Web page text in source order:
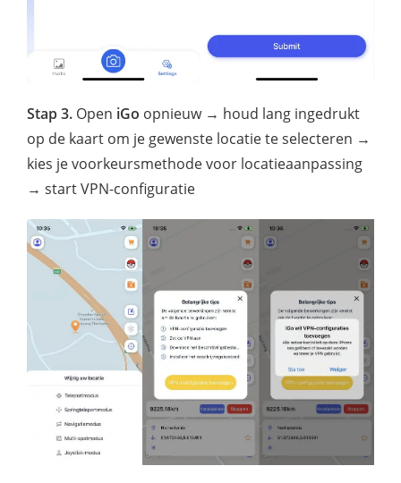
Stap 3. Open iGo opnieuw → houd lang ingedrukt
op de kaart om je gewenste locatie te selecteren →
kies je voorkeursmethode voor locatieaanpassing
→ start VPN-configuratie